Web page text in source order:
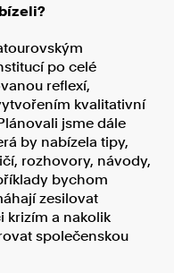
po celé
reflexí,
kvalitativní
jsme dále
by nabízela tipy,
rozhovory, návody,
bychom
zesilovat
krizím a nakolik
společenskou